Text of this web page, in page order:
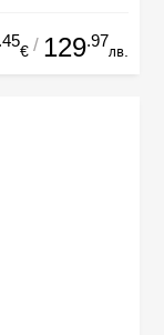
.45
€ / 129.97
лв.